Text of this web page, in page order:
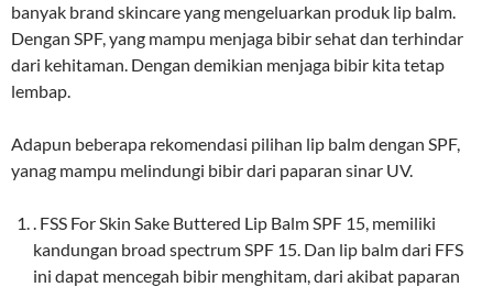
banyak brand skincare yang mengeluarkan produk lip balm.
Dengan SPF, yang mampu menjaga bibir sehat dan terhindar
dari kehitaman. Dengan demikian menjaga bibir kita tetap
lembap.
Adapun beberapa rekomendasi pilihan lip balm dengan SPF,
yanag mampu melindungi bibir dari paparan sinar UV.
. FSS For Skin Sake Buttered Lip Balm SPF 15, memiliki
kandungan broad spectrum SPF 15. Dan lip balm dari FFS
ini dapat mencegah bibir menghitam, dari akibat paparan